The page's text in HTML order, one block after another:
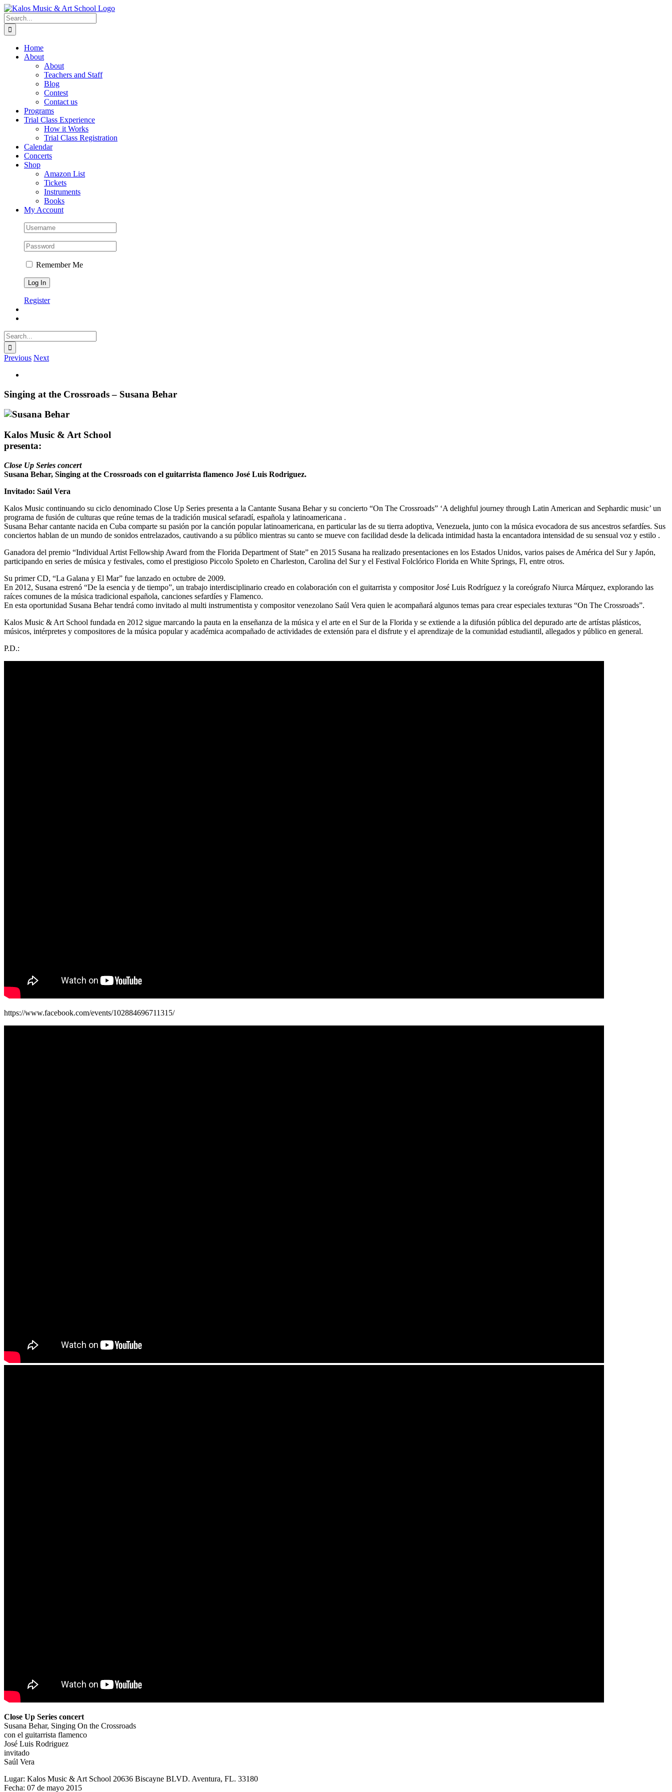
Skip
to
content
Search
for:
Home
About
About
Teachers and Staff
Blog
Contest
Contact us
Programs
Trial Class Experience
How it Works
Trial Class Registration
Calendar
Concerts
Shop
Amazon List
Tickets
Instruments
Books
My Account
Remember Me
Register
Search
for:
Previous Next
Image
Singing at the Crossroads – Susana Behar
Kalos Music & Art School
presenta:
Close Up Series concert
Susana Behar, Singing at the Crossroads con el guitarrista flamenco José Luis Rodriguez.
Invitado: Saúl Vera
Kalos Music continuando su ciclo denominado Close Up Series presenta a la Cantante Susana Behar y su concierto “On The Crossroads” ‘A delighful journey through Latin American and Sephardic music’ un
programa de fusión de culturas que reúne temas de la tradición musical sefaradí, española y latinoamericana .
Susana Behar cantante nacida en Cuba comparte su pasión por la canción popular latinoamericana, en particular las de su tierra adoptiva, Venezuela, junto con la música evocadora de sus ancestros sefardíes. Sus
conciertos hablan de un mundo de sonidos entrelazados, cautivando a su público mientras su canto se mueve con facilidad desde la delicada intimidad hasta la encantadora intensidad de su sensual voz y estilo .
Ganadora del premio “Individual Artist Fellowship Award from the Florida Department of State” en 2015 Susana ha realizado presentaciones en los Estados Unidos, varios paises de América del Sur y Japón,
participando en series de música y festivales, como el prestigioso Piccolo Spoleto en Charleston, Carolina del Sur y el Festival Folclórico Florida en White Springs, Fl, entre otros.
Su primer CD, “La Galana y El Mar” fue lanzado en octubre de 2009.
En 2012, Susana estrenó “De la esencia y de tiempo”, un trabajo interdisciplinario creado en colaboración con el guitarrista y compositor José Luis Rodríguez y la coreógrafo Niurca Márquez, explorando las
raíces comunes de la música tradicional española, canciones sefardíes y Flamenco.
En esta oportunidad Susana Behar tendrá como invitado al multi instrumentista y compositor venezolano Saúl Vera quien le acompañará algunos temas para crear especiales texturas “On The Crossroads”.
Kalos Music & Art School fundada en 2012 sigue marcando la pauta en la enseñanza de la música y el arte en el Sur de la Florida y se extiende a la difusión pública del depurado arte de artístas plásticos,
músicos, intérpretes y compositores de la música popular y académica acompañado de actividades de extensión para el disfrute y el aprendizaje de la comunidad estudiantil, allegados y público en general.
P.D.:
https://www.facebook.com/events/102884696711315/
Close Up Series concert
Susana Behar, Singing On the Crossroads
con el guitarrista flamenco
José Luis Rodriguez
invitado
Saúl Vera
Lugar: Kalos Music & Art School 20636 Biscayne BLVD. Aventura, FL. 33180
Fecha: 07 de mayo 2015